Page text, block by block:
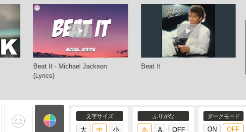
Beat It - Michael Jackson
(Lyrics)
Beat It
文字サイズ ふりがな ダークモード